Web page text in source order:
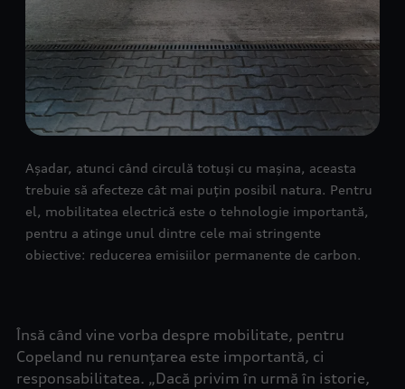
Așadar, atunci când circulă totuși cu mașina, aceasta
trebuie să afecteze cât mai puțin posibil natura. Pentru
el, mobilitatea electrică este o tehnologie importantă,
pentru a atinge unul dintre cele mai stringente
obiective: reducerea emisiilor permanente de carbon.
Însă când vine vorba despre mobilitate, pentru
Copeland nu renunțarea este importantă, ci
responsabilitatea. „Dacă privim în urmă în istorie,